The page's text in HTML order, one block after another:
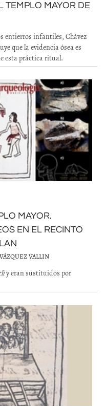
TEMPLO MAYOR DE
entierros infantiles, Chávez
que la evidencia ósea es
esta práctica ritual.
MAYOR.
EN EL RECINTO
VALLIN
y eran sustituidos por